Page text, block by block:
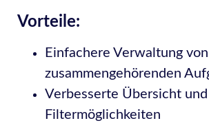
Vorteile:
Einfachere Verwaltung von
zusammengehörenden
Verbesserte Übersicht und
Filtermöglichkeiten